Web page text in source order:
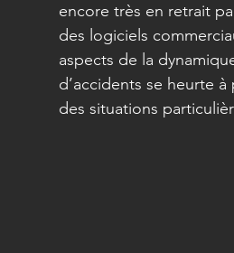
encore très en retrait
des logiciels
aspects de la
d’accidents se heurte
des situations